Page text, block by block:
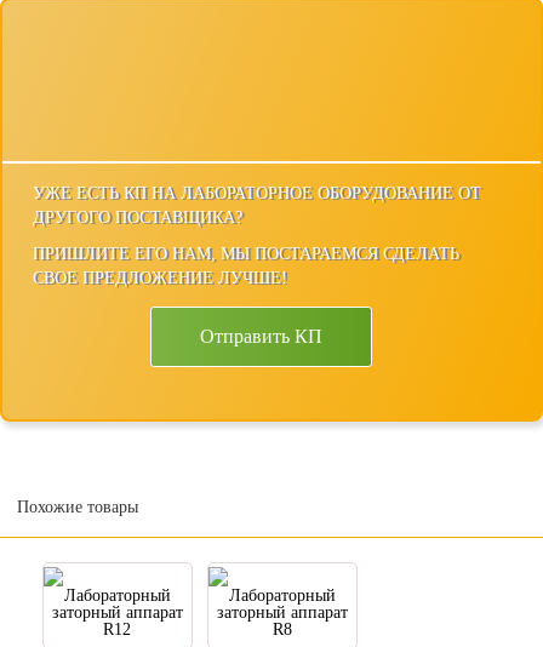
УЖЕ ЕСТЬ КП НА ЛАБОРАТОРНОЕ ОБОРУДОВАНИЕ ОТ
ДРУГОГО ПОСТАВЩИКА?
ПРИШЛИТЕ ЕГО НАМ, МЫ ПОСТАРАЕМСЯ СДЕЛАТЬ
СВОЕ ПРЕДЛОЖЕНИЕ ЛУЧШЕ!
Отправить КП
Похожие товары
Лабораторный
заторный аппарат
R12
Лабораторный
заторный аппарат
R8